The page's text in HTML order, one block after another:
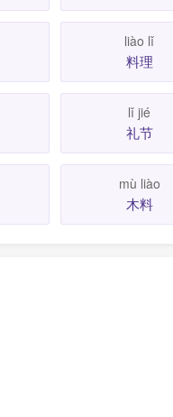
liào lǐ
料理
lǐ jié
礼节
mù liào
木料